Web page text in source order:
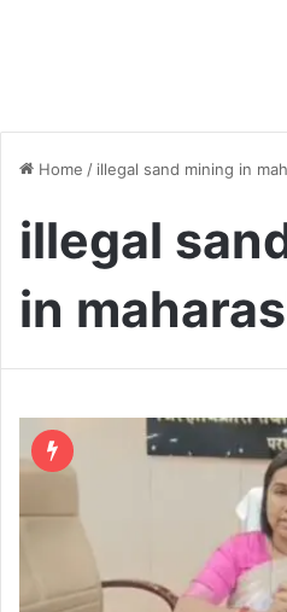
Home / illegal sand mining in
illegal
in